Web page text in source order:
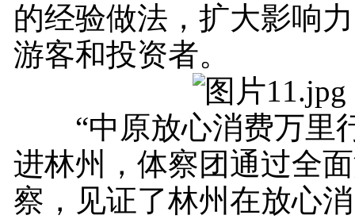
的经验做法，扩大影响
游客和投资者。
“中原放心消费万里
进林州，体察团通过全
察，见证了林州在放心